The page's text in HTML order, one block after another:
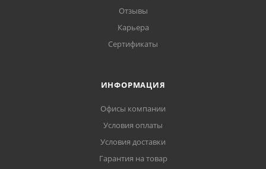
Отзывы
Карьера
Сертификаты
ИНФОРМАЦИЯ
Офисы компании
Условия оплаты
Условия доставки
Гарантия на товар